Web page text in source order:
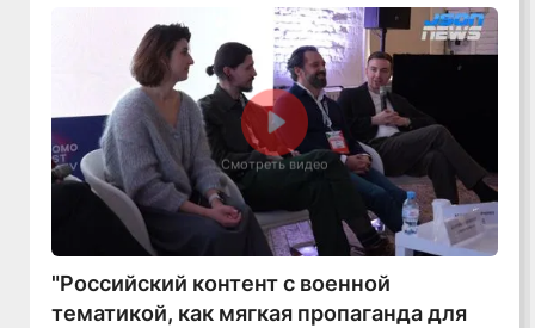
Смотреть видео
"Российский контент с военной
тематикой, как мягкая пропаганда для